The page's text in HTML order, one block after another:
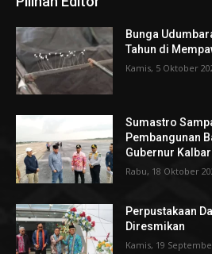
Bunga
Tahun di
Kamis, 5 Oktober
Sumastro
Pembangunan
Gubernur
Rabu, 18 Oktober
Perpustakaan
Diresmikan
Kamis, 19